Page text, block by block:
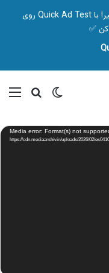
🎯 قبل از شروع کمپین، تصمیم درست بگیر! با Quick Ad Test روی
✅
تغییر پوسته
Media error: Format(s) not